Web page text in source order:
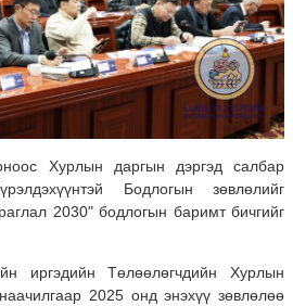
Хурлын даргын дэргэд салбар
Бодлогын зөвлөлийг
2030" бодлогын баримт бичгийг
иргэдийн Төлөөлөгчдийн Хурлын
2025 онд энэхүү зөвлөлөө